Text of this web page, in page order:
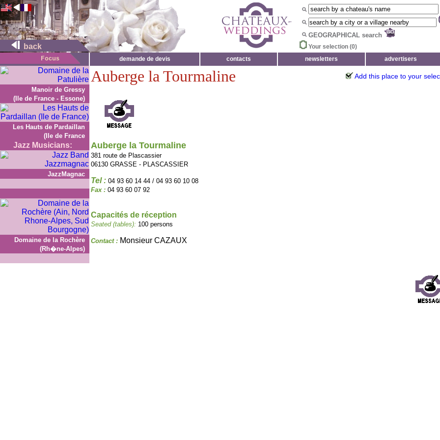
back
GEOGRAPHICAL search
Your selection (0)
demande de devis
contacts newsletters advertisers
Manoir de Gressy
(Ile de France - Essone)
Les Hauts de Pardaillan
(Ile de France
Jazz Musicians:
JazzMagnac
Domaine de la Rochère
(Rh�ne-Alpes)
Auberge la Tourmaline Add this place to your
Auberge la Tourmaline
381 route de Plascassier
06130 GRASSE - PLASCASSIER
Tel : 04 93 60 14 44 / 04 93 60 10 08
Fax : 04 93 60 07 92
Capacités de réception
Seated (tables): 100 persons
Contact : Monsieur CAZAUX